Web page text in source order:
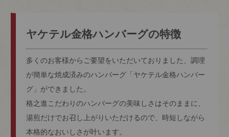
ヤケテル金格ハンバーグの特徴
多くのお客様からご要望をいただいておりました、調理
が簡単な焼成済みのハンバーグ「ヤケテル金格ハンバー
グ」ができました。
格之進こだわりのハンバーグの美味しさはそのままに、
湯煎だけでお召し上がりいただけるので、時短しながら
本格的なおいしさが叶います。